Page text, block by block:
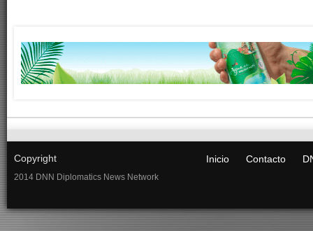
Copyright
2014 DNN Diplomatics News Network
Inicio Contacto